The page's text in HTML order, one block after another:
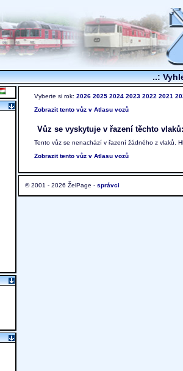
..:
Vyberte si rok: 2026 2025 2024 2023 2022 2021
Zobrazit tento vůz v Atlasu vozů
Vůz se vyskytuje v řazení těchto vlaků:
Tento vůz se nenachází v řazení žádného z vlaků.
Zobrazit tento vůz v Atlasu vozů
© 2001 - 2026 ŽelPage - správci